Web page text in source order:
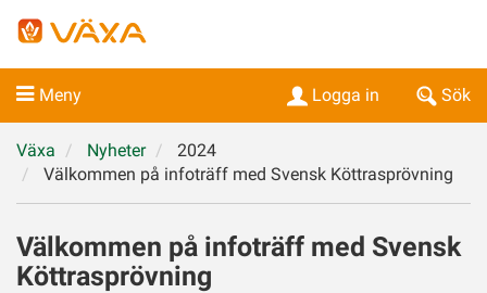
Meny Sök
Logga in
Växa Nyheter
2024
Välkommen på infoträff med Svensk Köttrasprövning
Välkommen på infoträff med Svensk
Köttrasprövning